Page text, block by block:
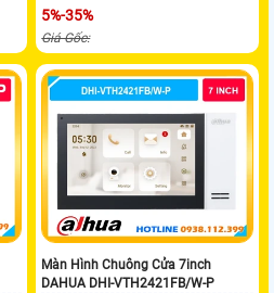
5%-35%
Giá Gốc:
Màn Hình Chuông Cửa 7inch
DAHUA DHI-VTH2421FB/W-P